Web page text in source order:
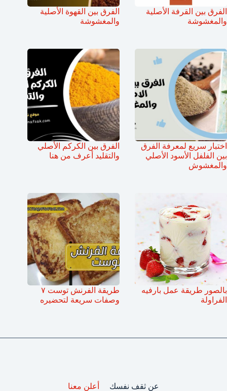
الفرق بين القرفة الأصلية
والمغشوشة
الفرق بين القهوة الأصلية
والمغشوشة
اختبار سريع لمعرفة الفرق
بين الفلفل الأسود الأصلي
والمغشوش
الفرق بين الكركم الأصلي
والتقليد أعرف من هنا
بالصور طريقة عمل بارفيه
الفراولة
طريقة الفرنش توست ٧
وصفات سريعة لتحضيره
عن ثقف نفسك أعلن معنا